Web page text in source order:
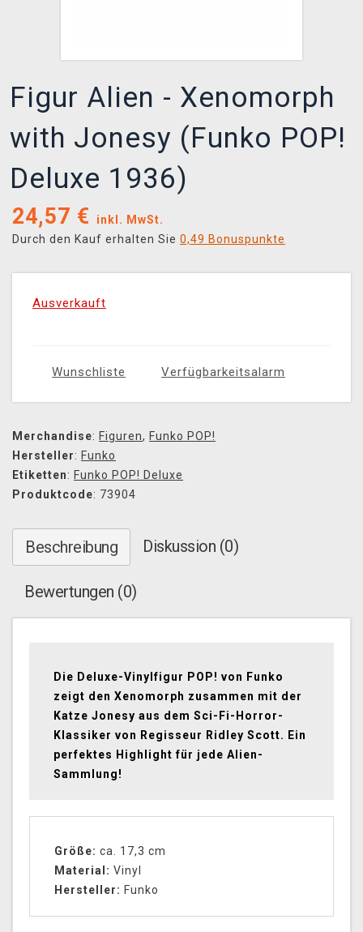
Figur Alien - Xenomorph
with Jonesy (Funko POP!
Deluxe 1936)
24,57 €
inkl. MwSt.
Durch den Kauf erhalten Sie 0,49 Bonuspunkte
Ausverkauft
Wunschliste Verfügbarkeitsalarm
Merchandise: Figuren, Funko POP!
Hersteller: Funko
Etiketten: Funko POP! Deluxe
Produktcode: 73904
Beschreibung Diskussion (0)
Bewertungen (0)
Die Deluxe-Vinylfigur POP! von Funko
zeigt den Xenomorph zusammen mit der
Katze Jonesy aus dem Sci-Fi-Horror-
Klassiker von Regisseur Ridley Scott. Ein
perfektes Highlight für jede Alien-
Sammlung!
Größe: ca. 17,3 cm
Material: Vinyl
Hersteller: Funko